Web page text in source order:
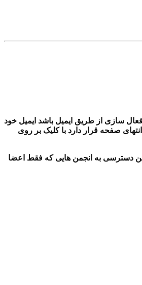
سازی از طریق ایمیل باشد ایمیل خود
صفحه قرار دارد با کلیک بر روی
دسترسی به انجمن هایی که فقط اعضا